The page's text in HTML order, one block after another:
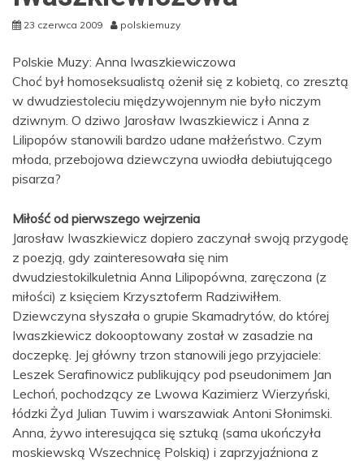
23 czerwca 2009 polskiemuzy
Polskie Muzy: Anna Iwaszkiewiczowa
Choć był homoseksualistą ożenił się z kobietą, co zresztą
w dwudziestoleciu międzywojennym nie było niczym
dziwnym. O dziwo Jarosław Iwaszkiewicz i Anna z
Lilipopów stanowili bardzo udane małżeństwo. Czym
młoda, przebojowa dziewczyna uwiodła debiutującego
pisarza?
Miłość od pierwszego wejrzenia
Jarosław Iwaszkiewicz dopiero zaczynał swoją przygodę
z poezją, gdy zainteresowała się nim
dwudziestokilkuletnia Anna Lilipopówna, zaręczona (z
miłości) z księciem Krzysztoferm Radziwiłłem.
Dziewczyna słyszała o grupie Skamadrytów, do której
Iwaszkiewicz dokooptowany został w zasadzie na
doczepkę. Jej główny trzon stanowili jego przyjaciele:
Leszek Serafinowicz publikujący pod pseudonimem Jan
Lechoń, pochodzący ze Lwowa Kazimierz Wierzyński,
łódzki Żyd Julian Tuwim i warszawiak Antoni Słonimski.
Anna, żywo interesująca się sztuką (sama ukończyła
moskiewską Wszechnicę Polskią) i zaprzyjaźniona z